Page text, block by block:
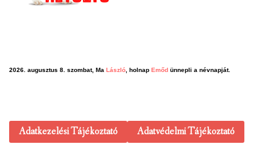
2026. augusztus 8. szombat, Ma László , holnap Emőd ünnepli a névnapját.
Adatkezelési Tájékoztató Adatvédelmi Tájékoztató